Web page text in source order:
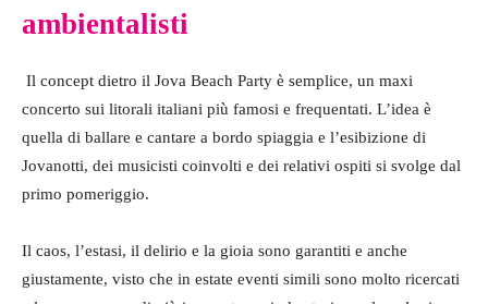
ambientalisti
Il concept dietro il Jova Beach Party è semplice, un maxi
concerto sui litorali italiani più famosi e frequentati. L’idea è
quella di ballare e cantare a bordo spiaggia e l’esibizione di
Jovanotti, dei musicisti coinvolti e dei relativi ospiti si svolge dal
primo pomeriggio.
Il caos, l’estasi, il delirio e la gioia sono garantiti e anche
giustamente, visto che in estate eventi simili sono molto ricercati